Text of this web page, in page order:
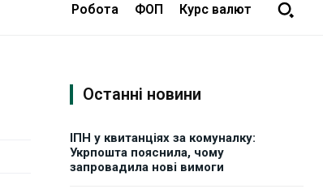
Робота ФОП Курс валют
Останні новини
ІПН у квитанціях за комуналку:
Укрпошта пояснила, чому
запровадила нові вимоги